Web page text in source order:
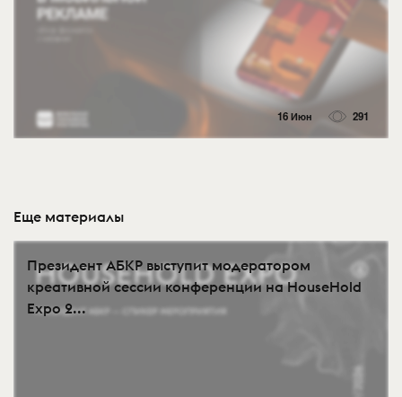
16 Июн 291
Еще материалы
Президент АБКР выступит модератором
креативной сессии конференции на HouseHold
Expo 2...